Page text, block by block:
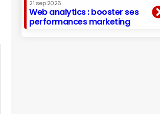
21 sep 2026
Web analytics : booster ses
performances marketing